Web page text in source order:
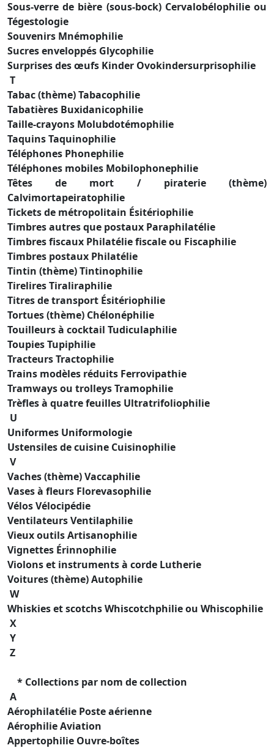
Sous-verre de bière (sous-bock) Cervalobélophilie ou
Tégestologie
Souvenirs Mnémophilie
Sucres enveloppés Glycophilie
Surprises des œufs Kinder Ovokindersurprisophilie
T
Tabac (thème) Tabacophilie
Tabatières Buxidanicophilie
Taille-crayons Molubdotémophilie
Taquins Taquinophilie
Téléphones Phonephilie
Téléphones mobiles Mobilophonephilie
Têtes de mort / piraterie (thème)
Calvimortapeiratophilie
Tickets de métropolitain Ésitériophilie
Timbres autres que postaux Paraphilatélie
Timbres fiscaux Philatélie fiscale ou Fiscaphilie
Timbres postaux Philatélie
Tintin (thème) Tintinophilie
Tirelires Tiraliraphilie
Titres de transport Ésitériophilie
Tortues (thème) Chélonéphilie
Touilleurs à cocktail Tudiculaphilie
Toupies Tupiphilie
Tracteurs Tractophilie
Trains modèles réduits Ferrovipathie
Tramways ou trolleys Tramophilie
Trèfles à quatre feuilles Ultratrifoliophilie
U
Uniformes Uniformologie
Ustensiles de cuisine Cuisinophilie
V
Vaches (thème) Vaccaphilie
Vases à fleurs Florevasophilie
Vélos Vélocipédie
Ventilateurs Ventilaphilie
Vieux outils Artisanophilie
Vignettes Érinnophilie
Violons et instruments à corde Lutherie
Voitures (thème) Autophilie
W
Whiskies et scotchs Whiscotchphilie ou Whiscophilie
X
Y
Z
* Collections par nom de collection
A
Aérophilatélie Poste aérienne
Aérophilie Aviation
Appertophilie Ouvre-boîtes